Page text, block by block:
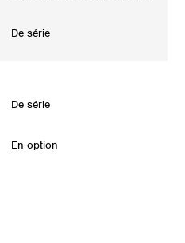
De série
De série
En option